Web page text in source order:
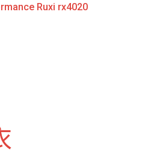
Ruxi rx4020